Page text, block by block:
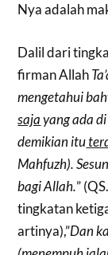
Nya adalah
Dalil dari
firman Allah
mengetahui
sajayang ada
demikian itu
Mahfuzh).
bagi Allah.”
tingkatan
artinya),”Dan